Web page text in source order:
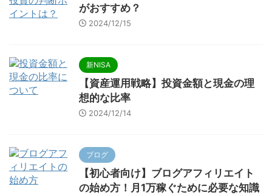
がおすすめ？
2024/12/15
新NISA
【資産運用戦略】投資金額と現金の理
想的な比率
2024/12/14
ブログ
【初心者向け】ブログアフィリエイト
の始め方！月1万稼ぐために必要な知識